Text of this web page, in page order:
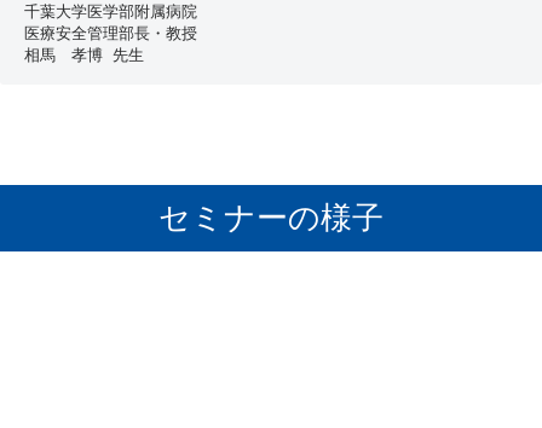
千葉大学医学部附属病院
医療安全管理部長・教授
相馬　孝博 先生
セミナーの様子